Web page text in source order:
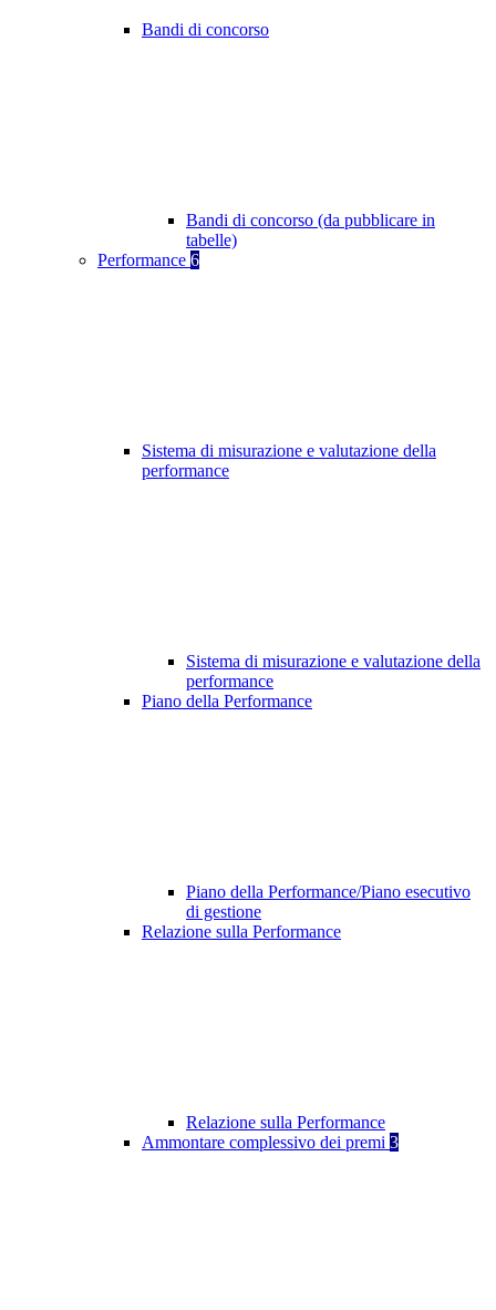
Bandi di concorso
Bandi di concorso (da pubblicare in
tabelle)
Performance 6
Sistema di misurazione e valutazione della
performance
Sistema di misurazione e valutazione della
performance
Piano della Performance
Piano della Performance/Piano esecutivo
di gestione
Relazione sulla Performance
Relazione sulla Performance
Ammontare complessivo dei premi 3